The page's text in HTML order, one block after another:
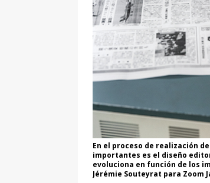
En el proceso de realización
importantes es el diseño
evoluciona en función de los
Jérémie Souteyrat para Zoom